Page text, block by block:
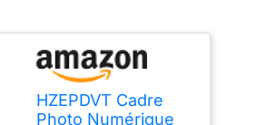
HZEPDVT Cadre
Photo Numérique